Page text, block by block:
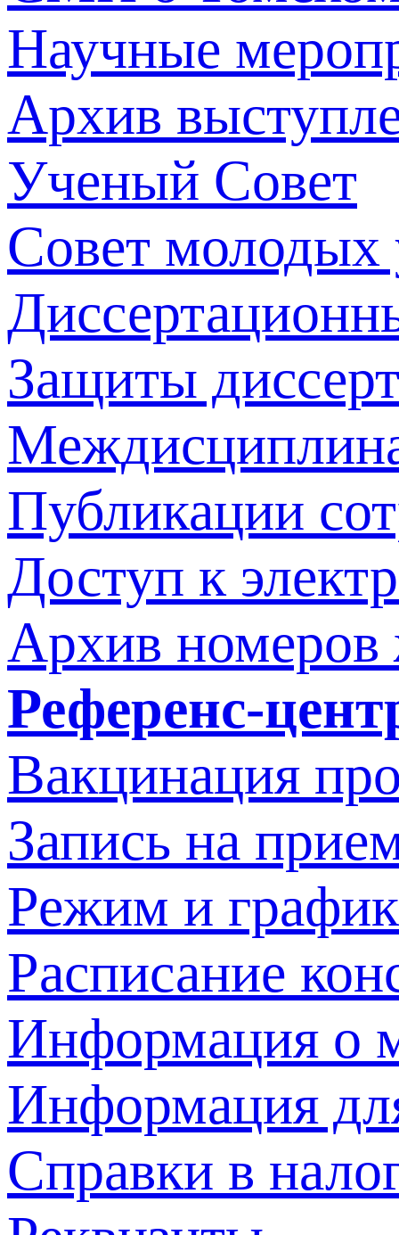
Научные
Архив
Ученый Совет
Совет молодых
Защиты
Публикации
Доступ к
Архив номеров
Референс-
Вакцинация
Запись на
Режим и
Расписание
Информация о
Информация
Справки в